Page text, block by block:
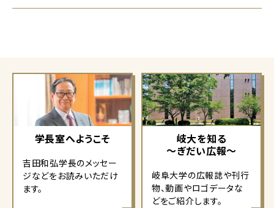
学長室へようこそ
吉田和弘学長のメッセー
ジなどをお読みいただけ
ます。
岐大を知る
～ぎだい広報～
岐阜大学の広報誌や刊行
物、動画やロゴデータな
どをご紹介します。